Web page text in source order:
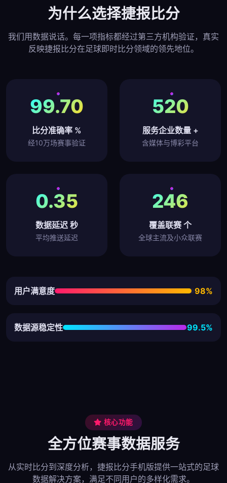
为什么选择捷报比分
我们用数据说话。每一项指标都经过第三方机构验证，真实
反映捷报比分在足球即时比分领域的领先地位。
99.70
比分准确率 %
经10万场赛事验证
520
服务企业数量 +
含媒体与博彩平台
0.35
数据延迟 秒
平均推送延迟
246
覆盖联赛 个
全球主流及小众联赛
用户满意度 98%
数据源稳定性 99.5%
核心功能
全方位赛事数据服务
从实时比分到深度分析，捷报比分手机版提供一站式的足球
数据解决方案，满足不同用户的多样化需求。